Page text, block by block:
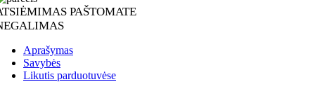
PAŠTOMATE
Aprašymas
Savybės
Likutis parduotuvėse